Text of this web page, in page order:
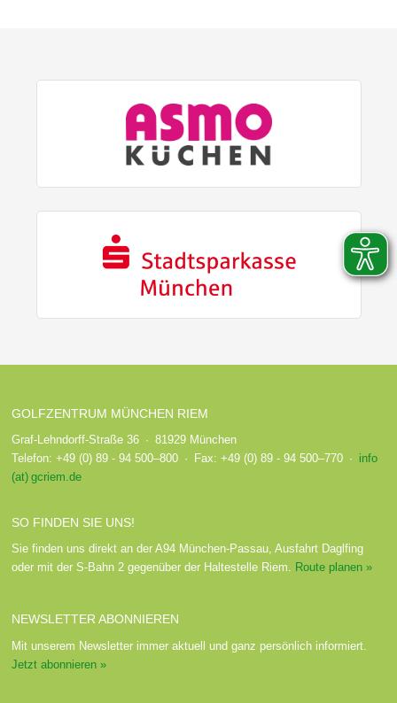
GOLFZENTRUM MÜNCHEN RIEM
Graf-Lehndorff-Straße 36 · 81929 München
Telefon: +49 (0) 89 - 94 500–800 · Fax: +49 (0) 89 - 94 500–770 · info
(at) gcriem.de
SO FINDEN SIE UNS!
Sie finden uns direkt an der A94 München-Passau, Ausfahrt Daglfing
oder mit der S-Bahn 2 gegenüber der Haltestelle Riem. Route planen »
NEWSLETTER ABONNIEREN
Mit unserem Newsletter immer aktuell und ganz persönlich informiert.
Jetzt abonnieren »